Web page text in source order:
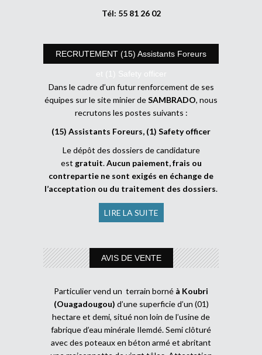
Tél: 55 81 26 02
RECRUTEMENT (15) Assistants Foreurs
et (1) Safety officer
Dans le cadre d’un futur renforcement de ses
équipes sur le site minier deSAMBRADO, nous
recrutons les postes suivants :
(15) Assistants Foreurs, (1) Safety officer
Le dépôt des dossiers de candidature
est gratuit.Aucun paiement, frais ou
contrepartie ne sont exigés en échange de
l’acceptation ou du traitement des dossiers.
LIRE LA SUITE
AVIS DE VENTE
Particulier vend un terrain borné à Koubri
(Ouagadougou) d’une superficie d’un (01)
hectare et demi, situé non loin de l’usine de
fabrique d’eau minérale Ilemdé. Semi clôturé
avec des poteaux en béton armé et abritant